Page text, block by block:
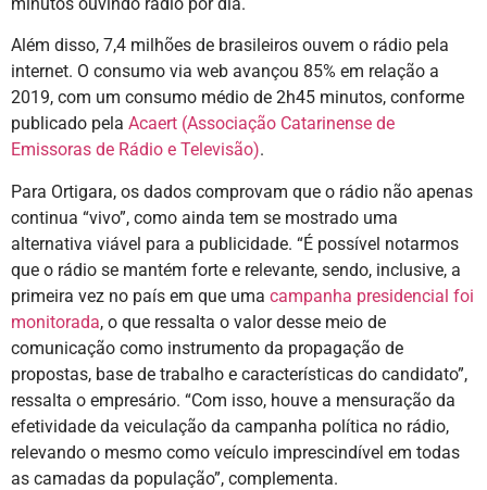
Além disso, 7,4 milhões de brasileiros ouvem o rádio pela
internet. O consumo via web avançou 85% em relação a
2019, com um consumo médio de 2h45 minutos, conforme
publicado pela Acaert (Associação Catarinense de
Emissoras de Rádio e Televisão).
Para Ortigara, os dados comprovam que o rádio não apenas
continua “vivo”, como ainda tem se mostrado uma
alternativa viável para a publicidade. “É possível notarmos
que o rádio se mantém forte e relevante, sendo, inclusive, a
primeira vez no país em que uma campanha presidencial foi
monitorada, o que ressalta o valor desse meio de
comunicação como instrumento da propagação de
propostas, base de trabalho e características do candidato”,
ressalta o empresário. “Com isso, houve a mensuração da
efetividade da veiculação da campanha política no rádio,
relevando o mesmo como veículo imprescindível em todas
as camadas da população”, complementa.